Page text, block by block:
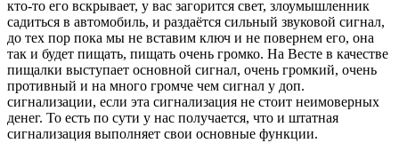
кто-то его вскрывает, у вас загорится свет, злоумышленник
садиться в автомобиль, и раздаётся сильный звуковой сигнал,
до тех пор пока мы не вставим ключ и не повернем его, она
так и будет пищать, пищать очень громко. На Весте в качестве
пищалки выступает основной сигнал, очень громкий, очень
противный и на много громче чем сигнал у доп.
сигнализации, если эта сигнализация не стоит неимоверных
денег. То есть по сути у нас получается, что и штатная
сигнализация выполняет свои основные функции.